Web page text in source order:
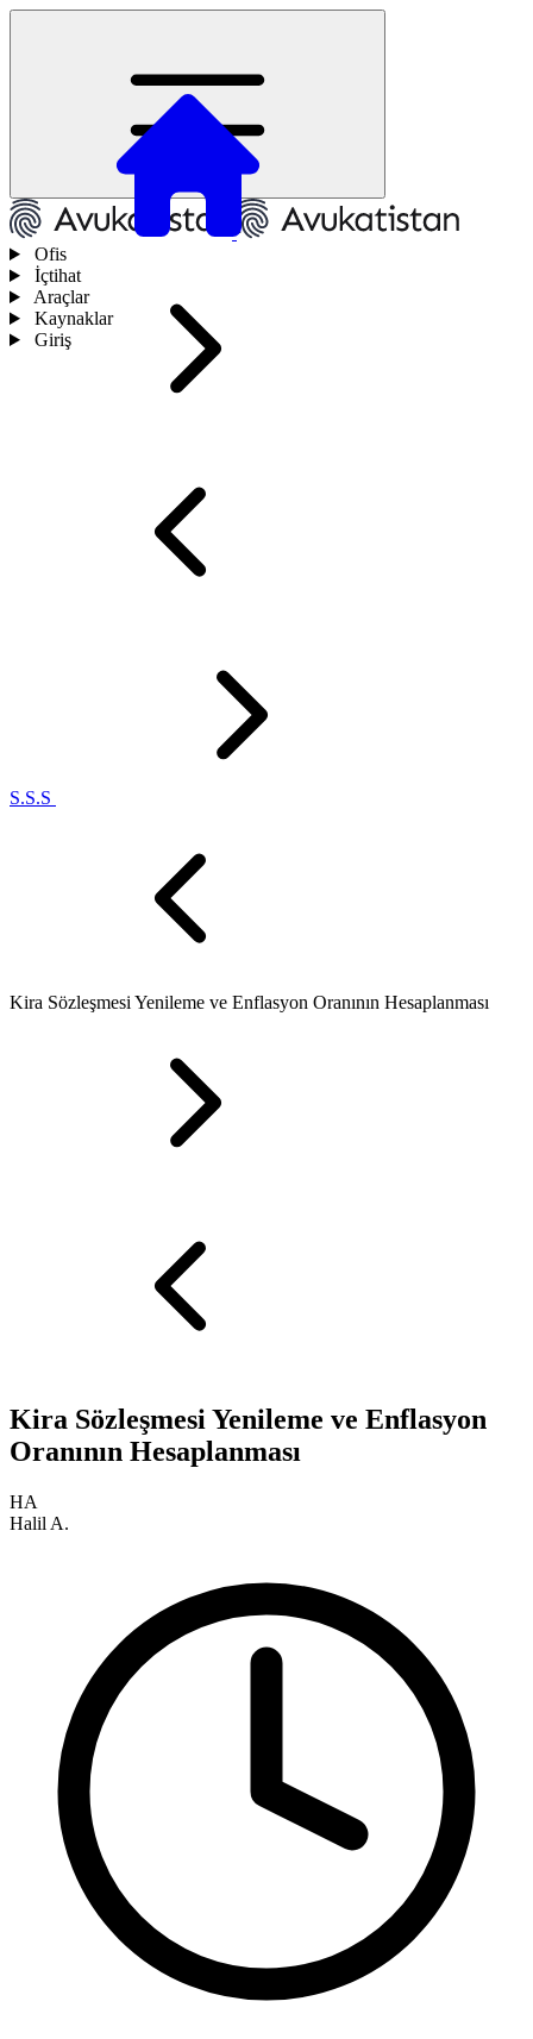
Ofis
İçtihat
Araçlar
Kaynaklar
Giriş
S.S.S
Kira Sözleşmesi Yenileme ve Enflasyon Oranının Hesaplanması
Kira Sözleşmesi Yenileme ve Enflasyon
Oranının Hesaplanması
HA
Halil A.